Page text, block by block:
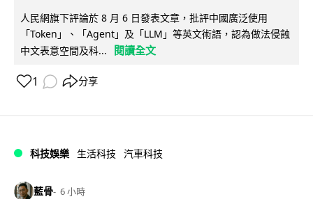
人民網旗下評論於 8 月 6 日發表文章，批評中國廣泛使用
「Token」、「Agent」及「LLM」等英文術語，認為做法侵蝕
中文表意空間及科...
閱讀全文
1 分享
科技娛樂 生活科技 汽車科技
藍骨 6 小時